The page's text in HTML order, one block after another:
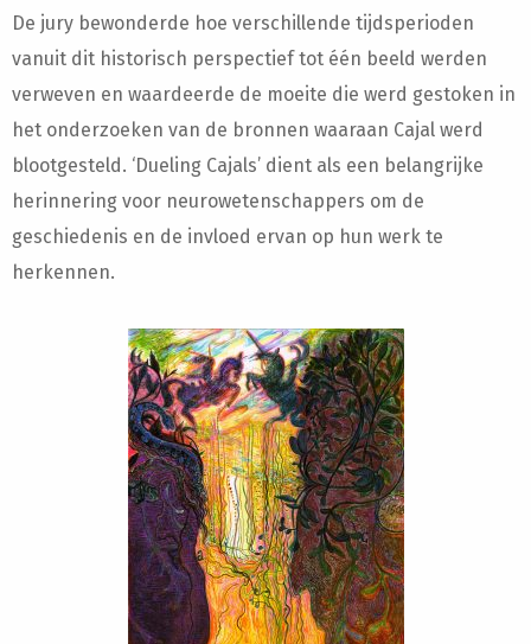
De jury bewonderde hoe verschillende tijdsperioden
vanuit dit historisch perspectief tot één beeld werden
verweven en waardeerde de moeite die werd gestoken in
het onderzoeken van de bronnen waaraan Cajal werd
blootgesteld. ‘Dueling Cajals’ dient als een belangrijke
herinnering voor neurowetenschappers om de
geschiedenis en de invloed ervan op hun werk te
herkennen.